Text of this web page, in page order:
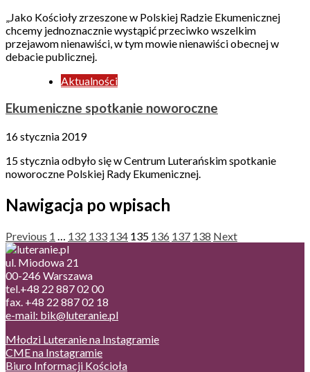
„Jako Kościoły zrzeszone w Polskiej Radzie Ekumenicznej
chcemy jednoznacznie wystąpić przeciwko wszelkim
przejawom nienawiści, w tym mowie nienawiści obecnej w
debacie publicznej.
Aktualności
Ekumeniczne spotkanie noworoczne
16 stycznia 2019
15 stycznia odbyło się w Centrum Luterańskim spotkanie
noworoczne Polskiej Rady Ekumenicznej.
Nawigacja po wpisach
Previous 1 … 132 133 134 135 136 137 138 Next
ul. Miodowa 21
00-246 Warszawa
tel.+48 22 887 02 00
fax. +48 22 887 02 18
e-mail: bik@luteranie.pl
Młodzi Luteranie na Instagramie
CME na Instagramie
Biuro Informacji Kościoła